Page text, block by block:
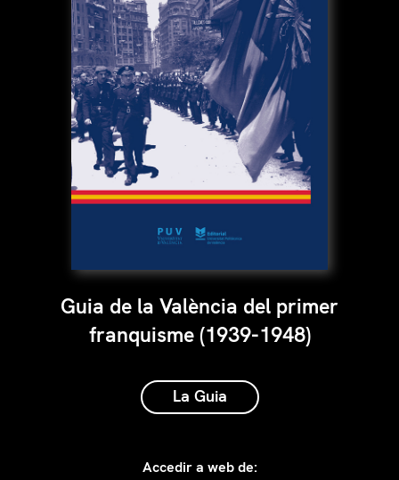
Guia de la València del primer
franquisme (1939-1948)
La Guia
Accedir a web de: